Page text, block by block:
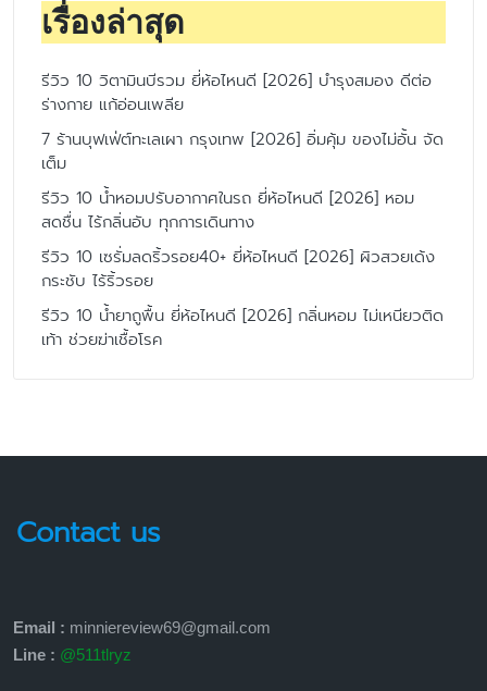
เรื่องล่าสุด
รีวิว 10 วิตามินบีรวม ยี่ห้อไหนดี [2026] บำรุงสมอง ดีต่อ
ร่างกาย แก้อ่อนเพลีย
7 ร้านบุฟเฟ่ต์ทะเลเผา กรุงเทพ [2026] อิ่มคุ้ม ของไม่อั้น จัด
เต็ม
รีวิว 10 น้ำหอมปรับอากาศในรถ ยี่ห้อไหนดี [2026] หอม
สดชื่น ไร้กลิ่นอับ ทุกการเดินทาง
รีวิว 10 เซรั่มลดริ้วรอย40+ ยี่ห้อไหนดี [2026] ผิวสวยเด้ง
กระชับ ไร้ริ้วรอย
รีวิว 10 น้ำยาถูพื้น ยี่ห้อไหนดี [2026] กลิ่นหอม ไม่เหนียวติด
เท้า ช่วยฆ่าเชื้อโรค
Contact us
Email : minniereview69@gmail.com
Line : @511tlryz